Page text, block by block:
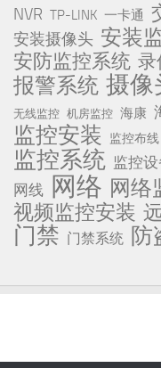
NVR TP-LINK 一卡通
安装摄像头 安装
安防监控系统 录
报警系统 摄像
无线监控 机房监控 海康
监控安装 监控布线
监控系统 监控
网线 网络 网络
视频监控安装
门禁 门禁系统 防